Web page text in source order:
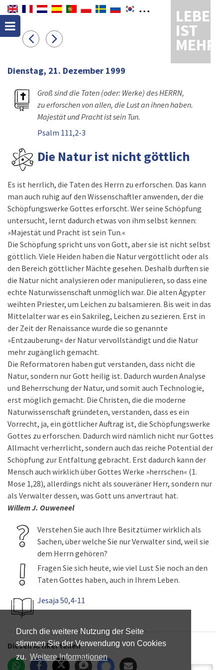
Durch die weitere Nutzung der Seite
stimmen Sie der Verwendung von Cookies
zu. Weitere Informationen
LEBEN
IST
MEHR
Dienstag, 21. Dezember 1999
Groß sind die Taten (oder: Werke) des HERRN,
zu erforschen von allen, die Lust an ihnen haben.
Majestät und Pracht ist sein Tun.
Psalm 111,2-3
Die Natur ist nicht göttlich
Es ist herrlich, die Taten des Herrn zu erforschen. Das kann
man auch ruhig auf den Wissenschaftler anwenden, der die
Schöpfungswerke Gottes erforscht. Wer seine Schöpfung
untersucht, lernt dadurch etwas von ihm selbst kennen:
»Majestät und Pracht ist sein Tun.«
Die Schöpfung spricht uns von Gott, aber sie ist nicht selbst
göttlich. Viele Heiden haben die Natur vergöttlicht oder als
den Bereich göttlicher Mächte gesehen. Deshalb durften sie
die Natur nicht analysieren oder manipulieren, so dass eine
echte Naturwissenschaft unmöglich war. Die alten Ägypter
weihten Priester, um Leichen zu balsamieren. Bis weit in das
Mittelalter war es ein Sakrileg, Leichen zu sezieren. Erst in
der Zeit der Renaissance wurde die so genannte
»Entzauberung« der Natur vervollständigt und die Natur
mehr zugänglich gemacht.
Die Reformatoren haben gut verstanden, dass nicht die
Natur, sondern nur Gott heilig ist. Dadurch wurden Analyse
und Beherrschung der Natur, und somit auch Technologie,
erst möglich gemacht. Die Christen, die die moderne
Naturwissenschaft gründeten, verstanden, dass es ein
Vorrecht, ja, ein göttlicher Auftrag ist, die Schöpfungswerke
Gottes zu erforschen. Dadurch wird nämlich nicht nur Gottes
Allmacht verherrlicht, sondern auch das reiche Potential der
Schöpfung zur Entfaltung gebracht. Erst dadurch kann der
Mensch auch wirklich über Gottes Werke »herrschen« (1.
Mose 1,28), allerdings nicht als souveräner Herr, sondern nur
als Verwalter dessen, was Gott uns anvertraut hat.
Willem J. Ouweneel
Verstehen Sie auch Ihre Besitztümer wirklich als
Sachen, über welche Sie nur Verwalter sind, weil sie
dem Herrn gehören?
Fragen Sie sich heute, wie viel Lust Sie noch an den
Taten Gottes haben, auch in Ihrem Leben.
Jesaja 50,4-11
Diesen Artikel teilen